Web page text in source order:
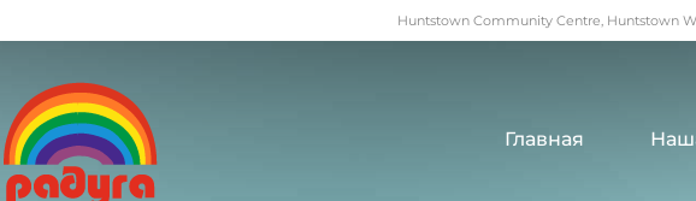
Huntstown Community Centre, Huntstown
Главная